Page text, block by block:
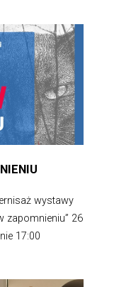
wystawy
zapomnieniu” 26
17:00